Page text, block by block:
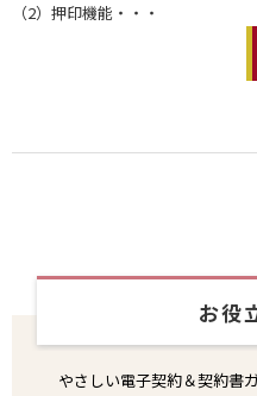
（2）押印機能・・・
お役
やさしい電子契約＆契約書